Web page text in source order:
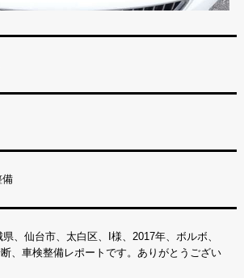
備
県、仙台市、太白区、I様、2017年、ボルボ、
、車検整備レポートです。ありがとうござい